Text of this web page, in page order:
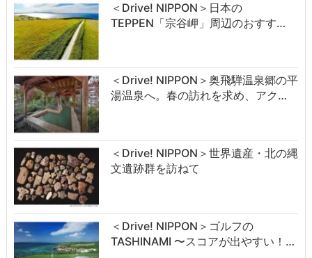
＜Drive! NIPPON＞日本の
TEPPEN「宗谷岬」周辺のおすす…
＜Drive! NIPPON＞奥飛騨温泉郷の平
湯温泉へ。春の訪れを求め、アク…
＜Drive! NIPPON＞世界遺産・北の縄
文遺跡群を訪ねて
＜Drive! NIPPON＞ゴルフの
TASHINAMI 〜スコアが出やすい！…